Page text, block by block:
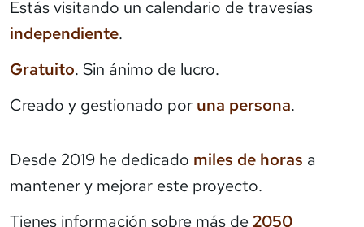
Estás visitando un calendario de travesías
independiente.
Gratuito. Sin ánimo de lucro.
Creado y gestionado por una persona.
Desde 2019 he dedicado miles de horas a
mantener y mejorar este proyecto.
Tienes información sobre más de 2050